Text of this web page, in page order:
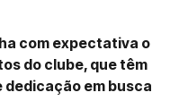
com expectativa o
do clube, que têm
em busca